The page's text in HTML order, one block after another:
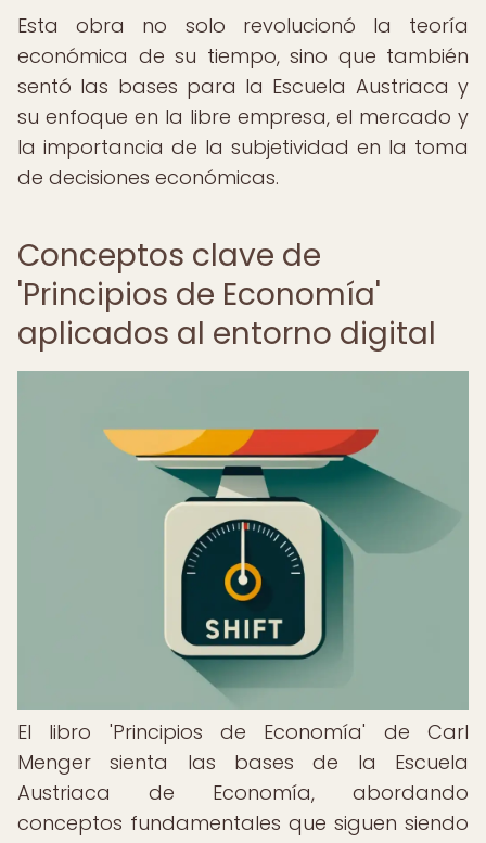
Esta obra no solo revolucionó la teoría
económica de su tiempo, sino que también
sentó las bases para la Escuela Austriaca y
su enfoque en la libre empresa, el mercado y
la importancia de la subjetividad en la toma
de decisiones económicas.
Conceptos clave de
'Principios de Economía'
aplicados al entorno digital
El libro 'Principios de Economía' de Carl
Menger sienta las bases de la Escuela
Austriaca de Economía, abordando
conceptos fundamentales que siguen siendo